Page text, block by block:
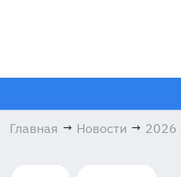
Главная → Новости → 2026